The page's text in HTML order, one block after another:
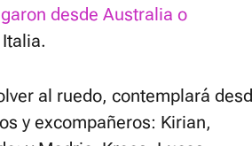
desde Australia o
al ruedo, contemplará
y excompañeros: Kirian,